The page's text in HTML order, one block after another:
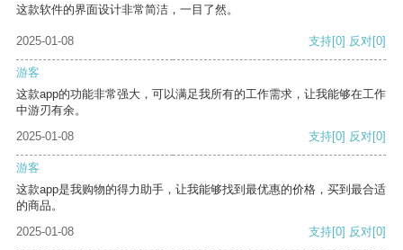
这款软件的界面设计非常简洁，一目了然。
2025-01-08 支持[0] 反对[0]
游客
这款app的功能非常强大，可以满足我所有的工作需求，让我能够在工作
中游刃有余。
2025-01-08
支持[0] 反对[0]
游客
这款app是我购物的得力助手，让我能够找到最优惠的价格，买到最合适
的商品。
2025-01-08
支持[0] 反对[0]